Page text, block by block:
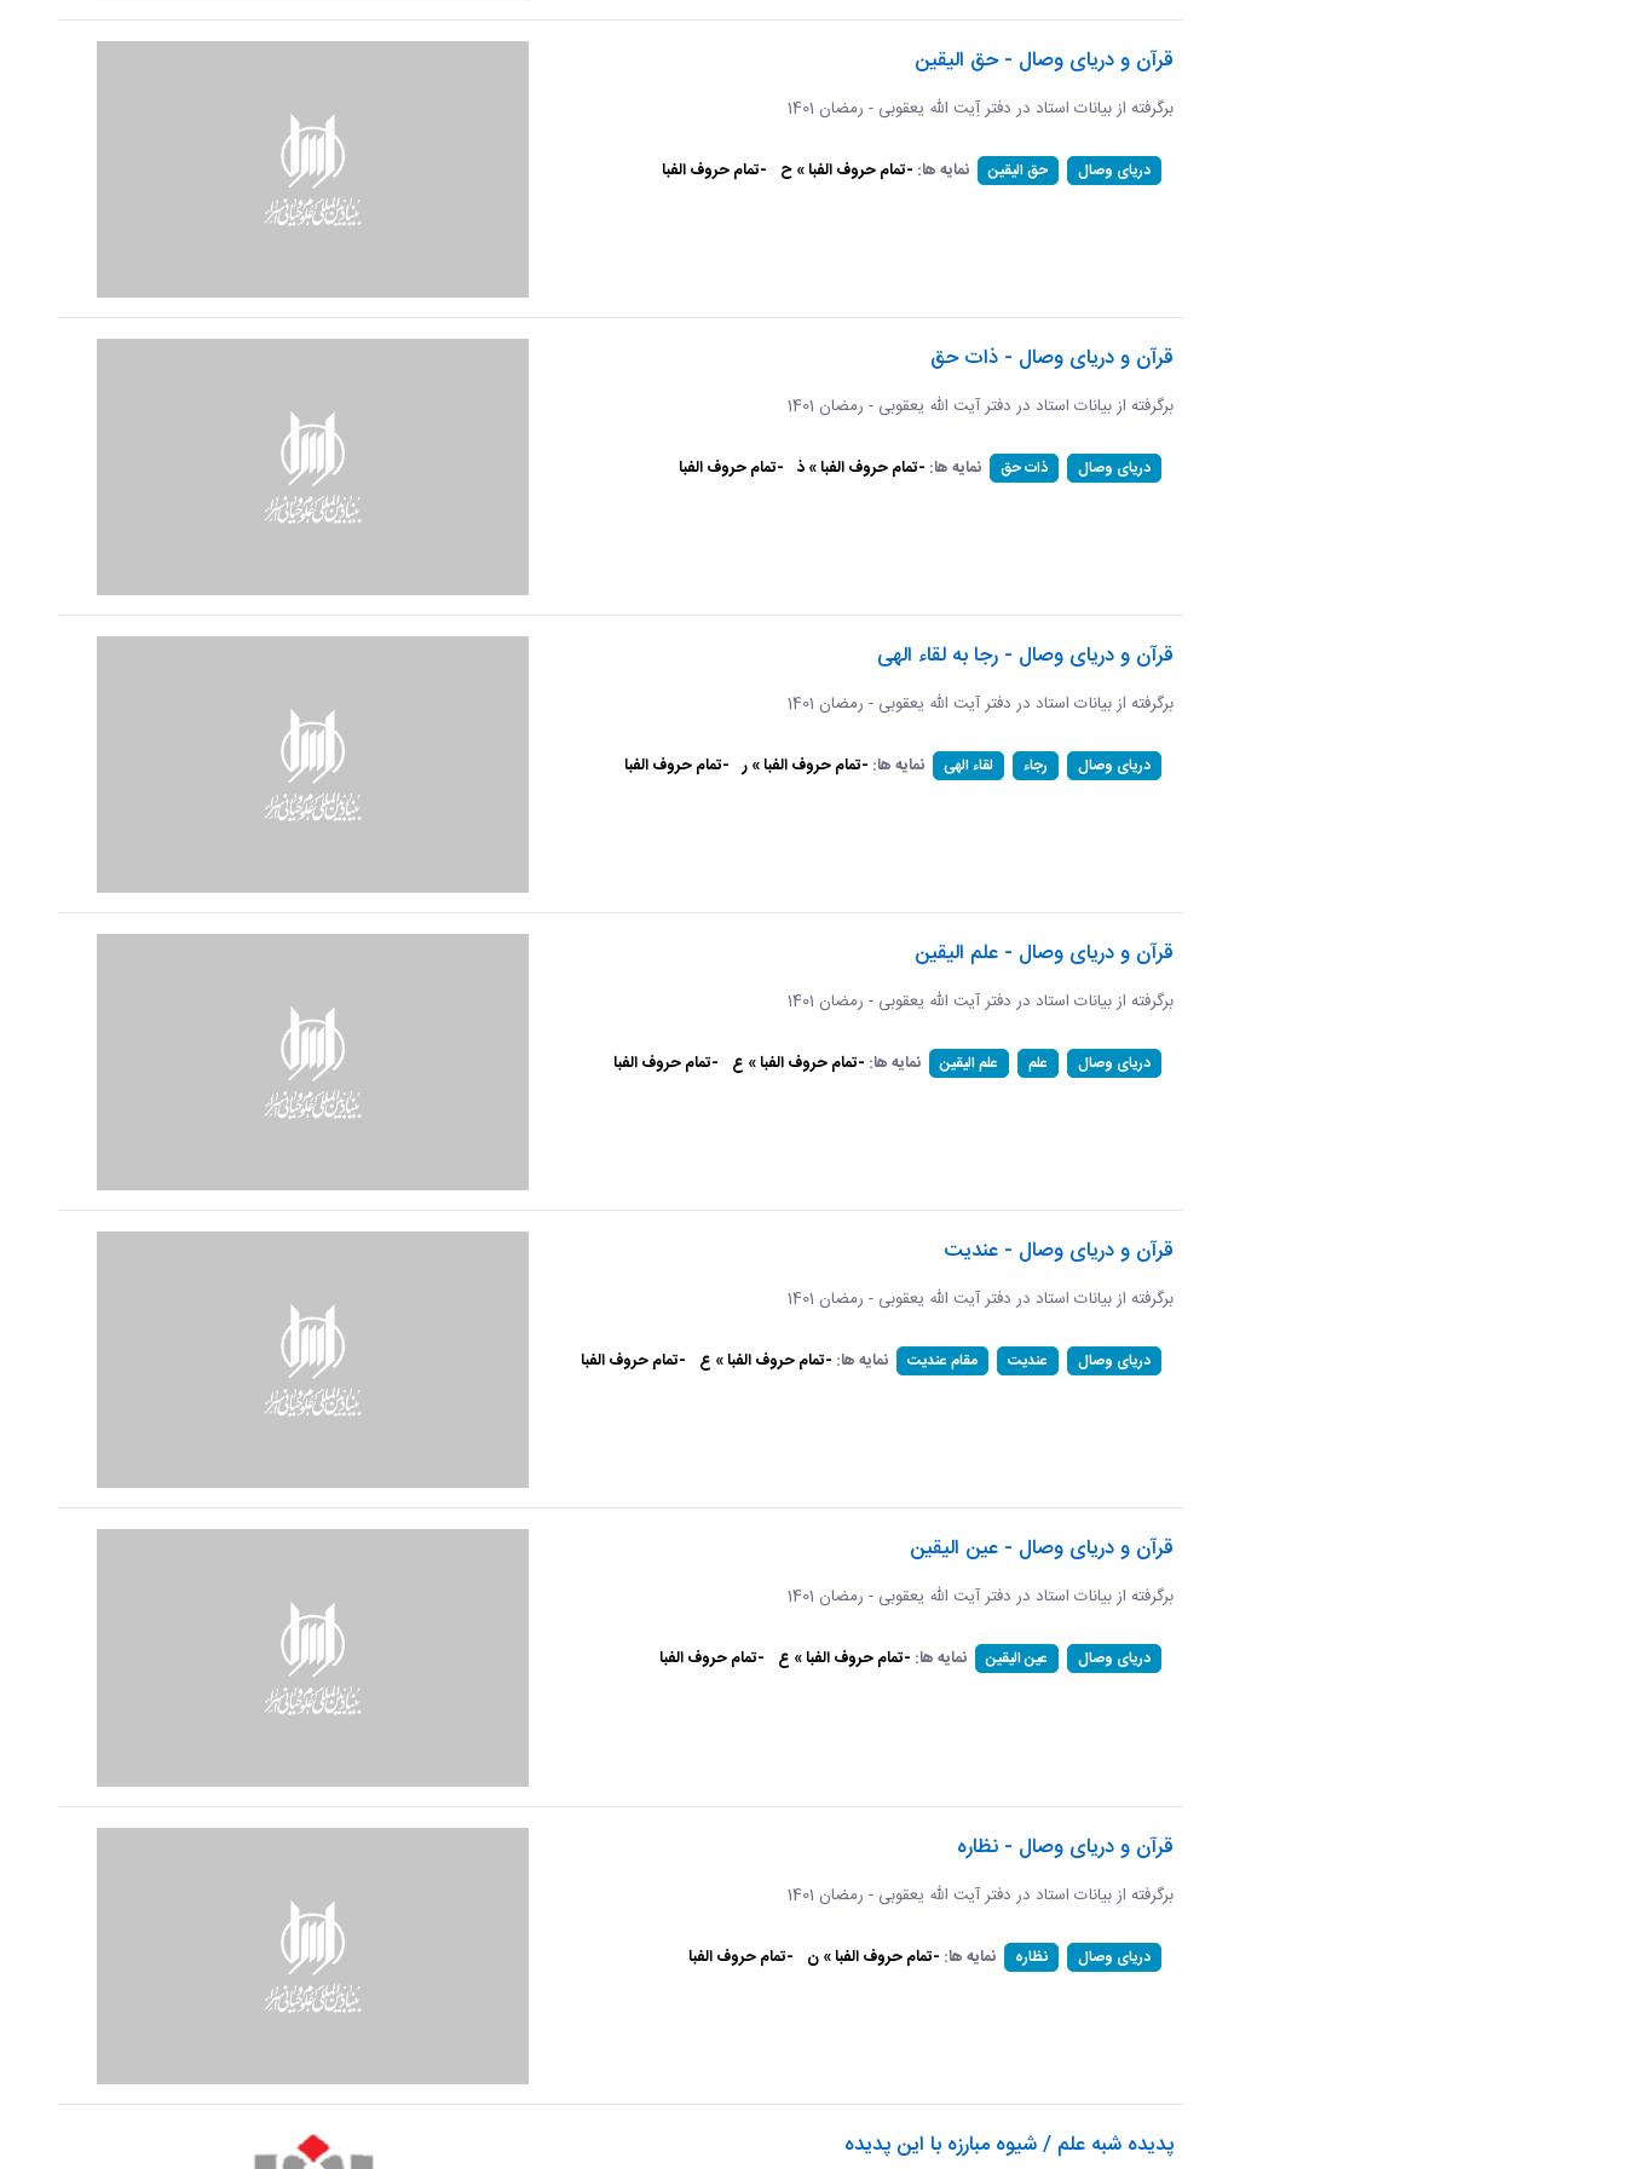
قرآن و دریای وصال - حق الیقین
برگرفته از بیانات استاد در دفتر آِیت الله یعقوبی - رمضان 1401
دریای وصال حق الیقین نمایه ها: -تمام حروف الفبا » ح -تمام حروف الفبا
قرآن و دریای وصال - ذات حق
برگرفته از بیانات استاد در دفتر آیت الله یعقوبی - رمضان 1401
دریای وصال ذات حق نمایه ها: -تمام حروف الفبا » ذ -تمام حروف الفبا
قرآن و دریای وصال - رجا به لقاء الهی
برگرفته از بیانات استاد در دفتر آیت الله یعقوبی - رمضان 1401
دریای وصال رجاء لقاء الهی نمایه ها: -تمام حروف الفبا » ر -تمام حروف الفبا
قرآن و دریای وصال - علم الیقین
برگرفته از بیانات استاد در دفتر آیت الله یعقوبی - رمضان 1401
دریای وصال علم علم الیقین نمایه ها: -تمام حروف الفبا » ع -تمام حروف الفبا
قرآن و دریای وصال - عندیت
برگرفته از بیانات استاد در دفتر آیت الله یعقوبی - رمضان 1401
دریای وصال عندیت مقام عندیت نمایه ها: -تمام حروف الفبا » ع -تمام حروف الفبا
قرآن و دریای وصال - عین الیقین
برگرفته از بیانات استاد در دفتر آیت الله یعقوبی - رمضان 1401
دریای وصال عین الیقین نمایه ها: -تمام حروف الفبا » ع -تمام حروف الفبا
قرآن و دریای وصال - نظاره
برگرفته از بیانات استاد در دفتر آیت الله یعقوبی - رمضان 1401
دریای وصال نظاره نمایه ها: -تمام حروف الفبا » ن -تمام حروف الفبا
پدیده شبه علم / شیوه مبارزه با این پدیده